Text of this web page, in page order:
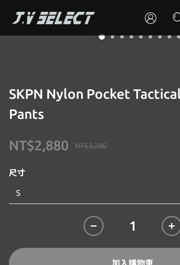
SKPN Nylon Pocket
Pants
NT$3,280
NT$2,880
尺寸